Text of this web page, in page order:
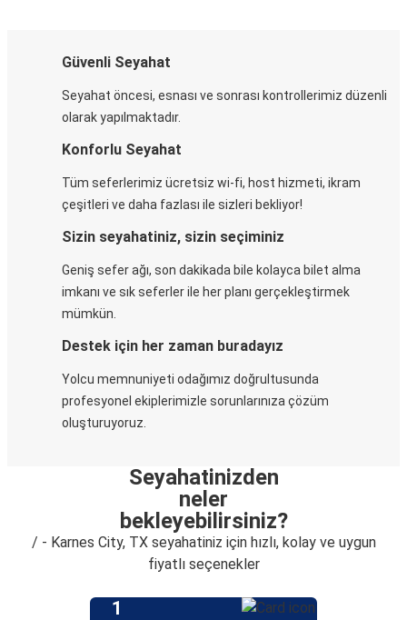
Güvenli Seyahat
Seyahat öncesi, esnası ve sonrası kontrollerimiz düzenli
olarak yapılmaktadır.
Konforlu Seyahat
Tüm seferlerimiz ücretsiz wi-fi, host hizmeti, ikram
çeşitleri ve daha fazlası ile sizleri bekliyor!
Sizin seyahatiniz, sizin seçiminiz
Geniş sefer ağı, son dakikada bile kolayca bilet alma
imkanı ve sık seferler ile her planı gerçekleştirmek
mümkün.
Destek için her zaman buradayız
Yolcu memnuniyeti odağımız doğrultusunda
profesyonel ekiplerimizle sorunlarınıza çözüm
oluşturuyoruz.
Seyahatinizden
neler
bekleyebilirsiniz?
/ - Karnes City, TX seyahatiniz için hızlı, kolay ve uygun
fiyatlı seçenekler
1